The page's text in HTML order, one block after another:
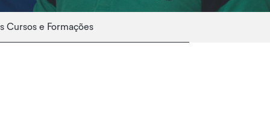
Cursos e Formações